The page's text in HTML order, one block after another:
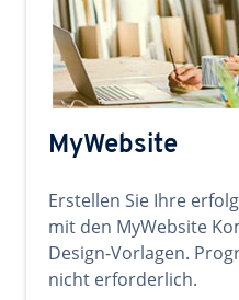
MyWebsite
Erstellen Sie Ihre
mit den MyWebsite
Design-Vorlagen.
nicht erforderlich.